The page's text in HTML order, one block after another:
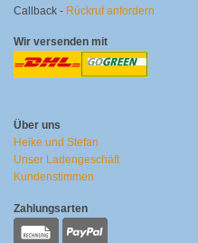
Callback - Rückruf anfordern
Wir versenden mit
Über uns
Heike und Stefan
Unser Ladengeschäft
Kundenstimmen
Zahlungsarten